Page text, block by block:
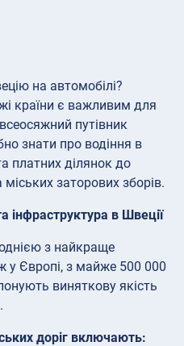
на автомобілі?
країни є важливим для
путівник
знати про водіння в
платних ділянок до
заторових зборів.
інфраструктура в Швеції
з найкраще
у Європі, з майже 500 000
виняткову якість
доріг включають: